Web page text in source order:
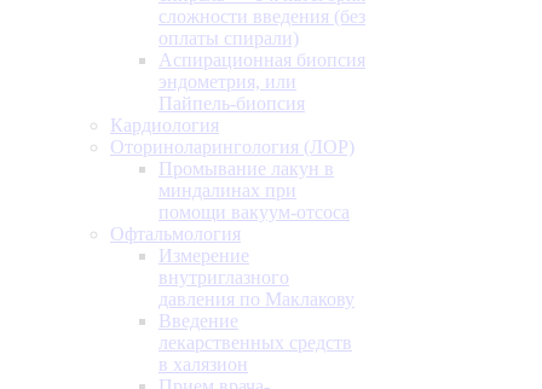
сложности введения (без
оплаты спирали)
Аспирационная биопсия
эндометрия, или
Пайпель-биопсия
Кардиология
Оториноларингология (ЛОР)
Промывание лакун в
миндалинах при
помощи вакуум-отсоса
Офтальмология
Измерение
внутриглазного
давления по Маклакову
Введение
лекарственных средств
в халязион